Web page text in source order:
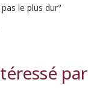
le plus dur"
par